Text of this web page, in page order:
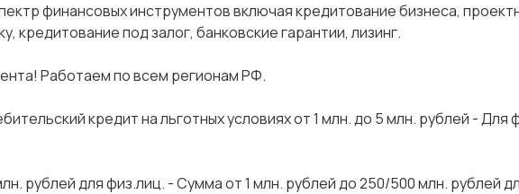
финансовых инструментов включая кредитование бизнеса,
кредитование под залог, банковские гарантии, лизинг.
Работаем по всем регионам РФ.
кредит на льготных условиях от 1 млн. до 5 млн. рублей - Для
рублей для физ.лиц. - Сумма от 1 млн. рублей до 250/500 млн. рублей